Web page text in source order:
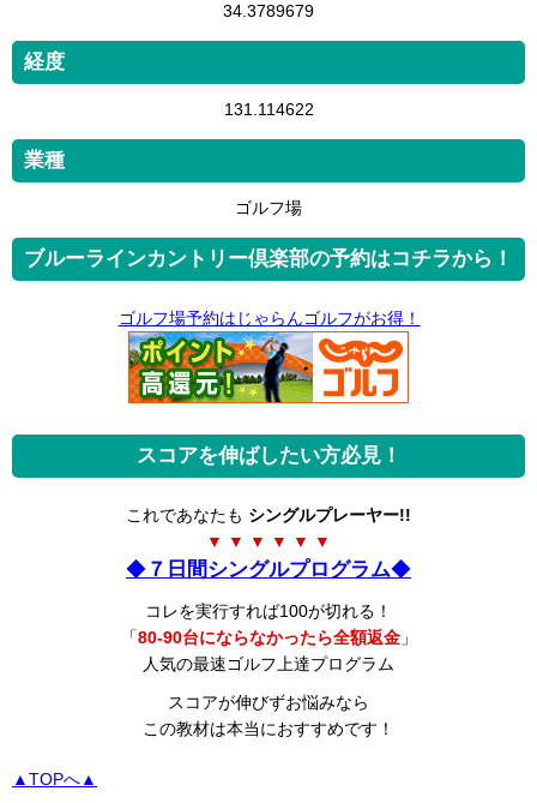
34.3789679
経度
131.114622
業種
ゴルフ場
ブルーラインカントリー倶楽部の予約はコチラから！
ゴルフ場予約はじゃらんゴルフがお得！
スコアを伸ばしたい方必見！
これであなたも シングルプレーヤー!!
▼ ▼ ▼ ▼ ▼ ▼
◆ ７日間シングルプログラム◆
コレを実行すれば100が切れる！
「80-90台にならなかったら全額返金」
人気の最速ゴルフ上達プログラム
スコアが伸びずお悩みなら
この教材は本当におすすめです！
▲TOPへ▲